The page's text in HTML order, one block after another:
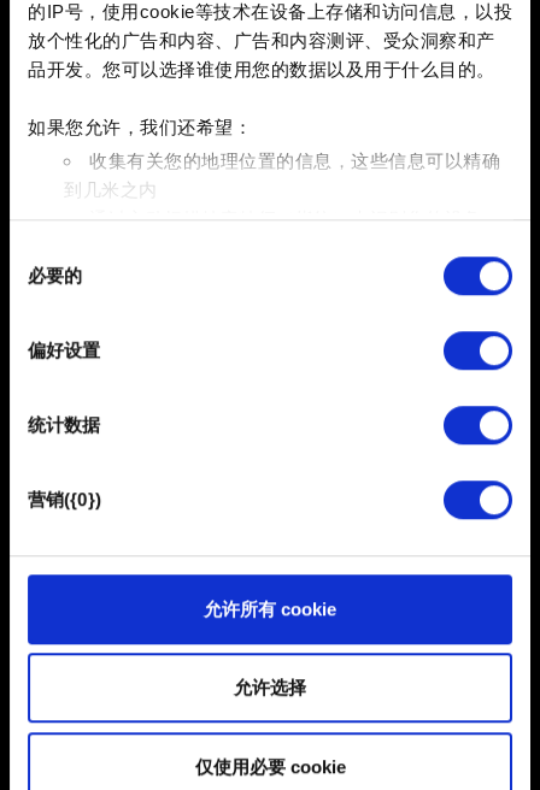
的IP号，使用cookie等技术在设备上存储和访问信息，以投
放个性化的广告和内容、广告和内容测评、受众洞察和产
品开发。您可以选择谁使用您的数据以及用于什么目的。
如果您允许，我们还希望：
收集有关您的地理位置的信息，这些信息可以精确
到几米之内
通过主动扫描特定特征（指纹）来识别您的设备
查找有关您的个人数据如何处理的更多信息，
并设置您的首选项。您可随时从Cookie声明中更改或撤回
部分需要使用 Cookies 的是为了让网站功能可用，而另一
馈，以便网站将更好地服务于您。例如帮助我们在社交媒
也可能与我们的合作伙伴分享我们的 Cookie 片段。但是，
使用所有这些非强制性的 Cookie 都需要提前获取您的许
您可以在下面的"设置"菜单中找到有关我们使用 Cookie 的
其中的内容并准备好继续，请点击"确定"。
必要的
偏好设置
统计数据
营销({0})
允许所有 cookie
允许选择
仅使用必要 cookie
完全版
问题的简短描述
0/20
添加文件
12 MB。
有关个人数据的信息